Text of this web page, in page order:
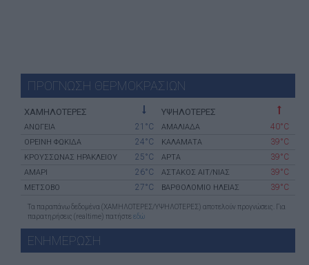
ΠΡΟΓΝΩΣΗ ΘΕΡΜΟΚΡΑΣΙΩΝ
ΧΑΜΗΛΟΤΕΡΕΣ
ΑΝΩΓΕΙΑ 21°C
ΟΡΕΙΝΗ ΦΩΚΙΔΑ 24°C
ΚΡΟΥΣΣΩΝΑΣ ΗΡΑΚΛΕΙΟΥ 25°C
ΑΜΑΡΙ 26°C
ΜΕΤΣΟΒΟ 27°C
ΥΨΗΛΟΤΕΡΕΣ
ΑΜΑΛΙΑΔΑ 40°C
ΚΑΛΑΜΑΤΑ 39°C
ΑΡΤΑ 39°C
ΑΣΤΑΚΟΣ ΑΙΤ/ΝΙΑΣ 39°C
ΒΑΡΘΟΛΟΜΙΟ ΗΛΕΙΑΣ 39°C
Τα παραπάνω δεδομένα (ΧΑΜΗΛΟΤΕΡΕΣ/ΥΨΗΛΟΤΕΡΕΣ) αποτελούν προγνώσεις. Για
παρατηρήσεις (realtime) πατήστε εδώ
ΕΝΗΜΕΡΩΣΗ